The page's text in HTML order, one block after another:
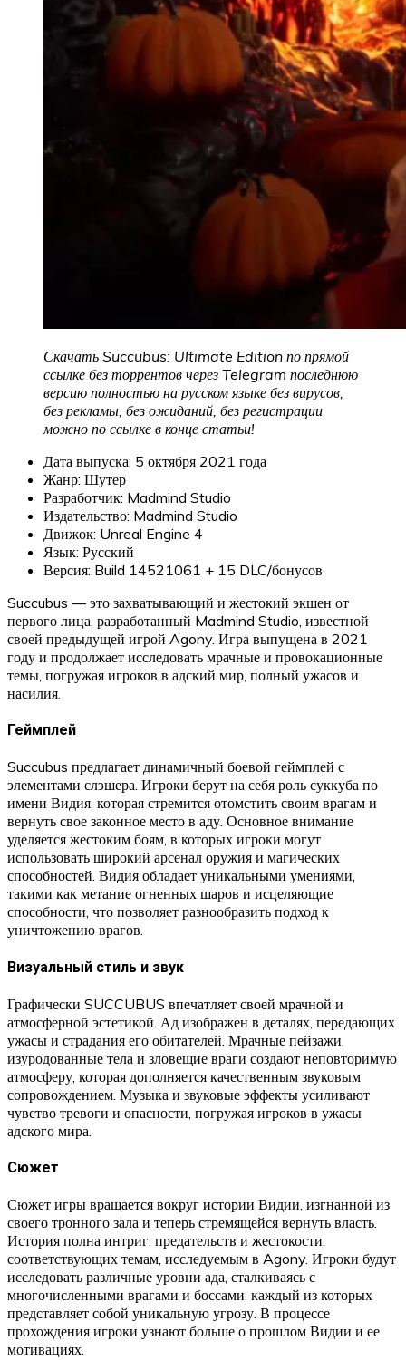
Скачать Succubus: Ultimate Edition по прямой
ссылке без торрентов через Telegram последнюю
версию полностью на русском языке без вирусов,
без рекламы, без ожиданий, без регистрации
можно по ссылке в конце статьи!
Дата выпуска: 5 октября 2021 года
Жанр: Шутер
Разработчик: Madmind Studio
Издательство: Madmind Studio
Движок: Unreal Engine 4
Язык: Русский
Версия: Build 14521061 + 15 DLC/бонусов
Succubus — это захватывающий и жестокий экшен от
первого лица, разработанный Madmind Studio, известной
своей предыдущей игрой Agony. Игра выпущена в 2021
году и продолжает исследовать мрачные и провокационные
темы, погружая игроков в адский мир, полный ужасов и
насилия.
Геймплей
Succubus предлагает динамичный боевой геймплей с
элементами слэшера. Игроки берут на себя роль суккуба по
имени Видия, которая стремится отомстить своим врагам и
вернуть свое законное место в аду. Основное внимание
уделяется жестоким боям, в которых игроки могут
использовать широкий арсенал оружия и магических
способностей. Видия обладает уникальными умениями,
такими как метание огненных шаров и исцеляющие
способности, что позволяет разнообразить подход к
уничтожению врагов.
Визуальный стиль и звук
Графически SUCCUBUS впечатляет своей мрачной и
атмосферной эстетикой. Ад изображен в деталях, передающих
ужасы и страдания его обитателей. Мрачные пейзажи,
изуродованные тела и зловещие враги создают неповторимую
атмосферу, которая дополняется качественным звуковым
сопровождением. Музыка и звуковые эффекты усиливают
чувство тревоги и опасности, погружая игроков в ужасы
адского мира.
Сюжет
Сюжет игры вращается вокруг истории Видии, изгнанной из
своего тронного зала и теперь стремящейся вернуть власть.
История полна интриг, предательств и жестокости,
соответствующих темам, исследуемым в Agony. Игроки будут
исследовать различные уровни ада, сталкиваясь с
многочисленными врагами и боссами, каждый из которых
представляет собой уникальную угрозу. В процессе
прохождения игроки узнают больше о прошлом Видии и ее
мотивациях.